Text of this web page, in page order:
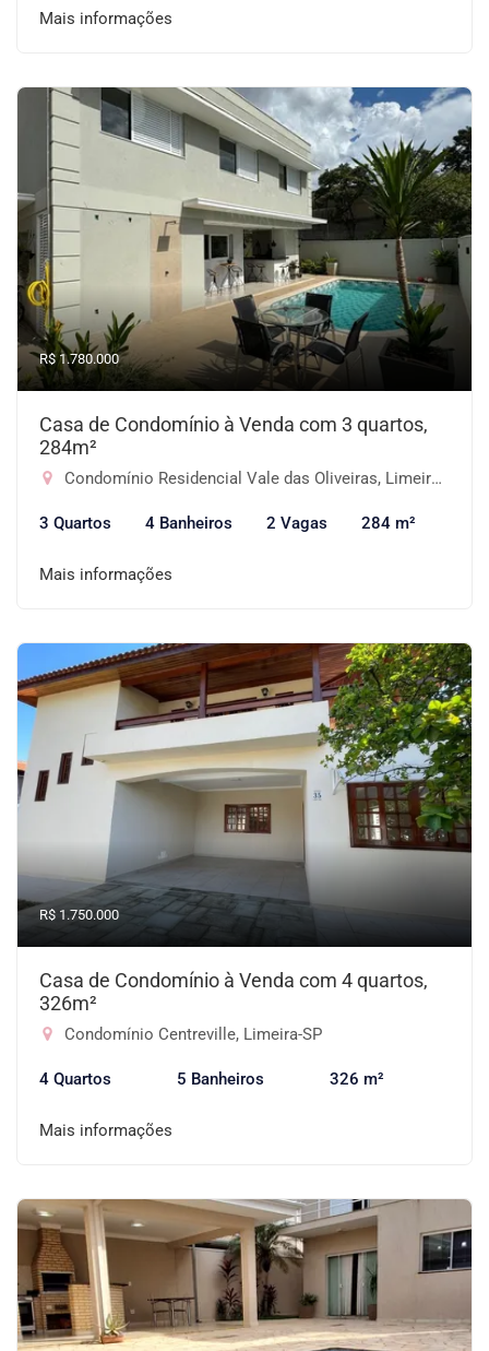
Mais informações
R$ 1.780.000
Casa de Condomínio à Venda com 3 quartos,
284m²
Condomínio Residencial Vale das Oliveiras, Limeira-SP
3 Quartos 4 Banheiros 2 Vagas 284 m²
Mais informações
R$ 1.750.000
Casa de Condomínio à Venda com 4 quartos,
326m²
Condomínio Centreville, Limeira-SP
4 Quartos 5 Banheiros 326 m²
Mais informações